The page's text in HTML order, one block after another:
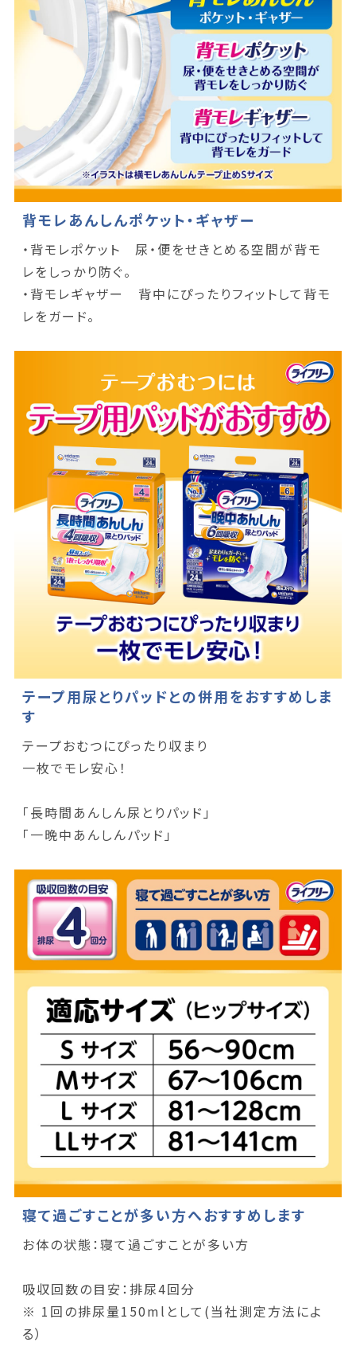
背モレあんしんポケット・ギャザー
・背モレポケット 尿・便をせきとめる空間が背モ
レをしっかり防ぐ。
・背モレギャザー 背中にぴったりフィットして背モ
レをガード。
テープ用尿とりパッドとの併用をおすすめしま
す
テープおむつにぴったり収まり
一枚でモレ安心！
「長時間あんしん尿とりパッド」
「一晩中あんしんパッド」
寝て過ごすことが多い方へおすすめします
お体の状態：寝て過ごすことが多い方
吸収回数の目安：排尿4回分
※ 1回の排尿量150mlとして(当社測定方法によ
る）